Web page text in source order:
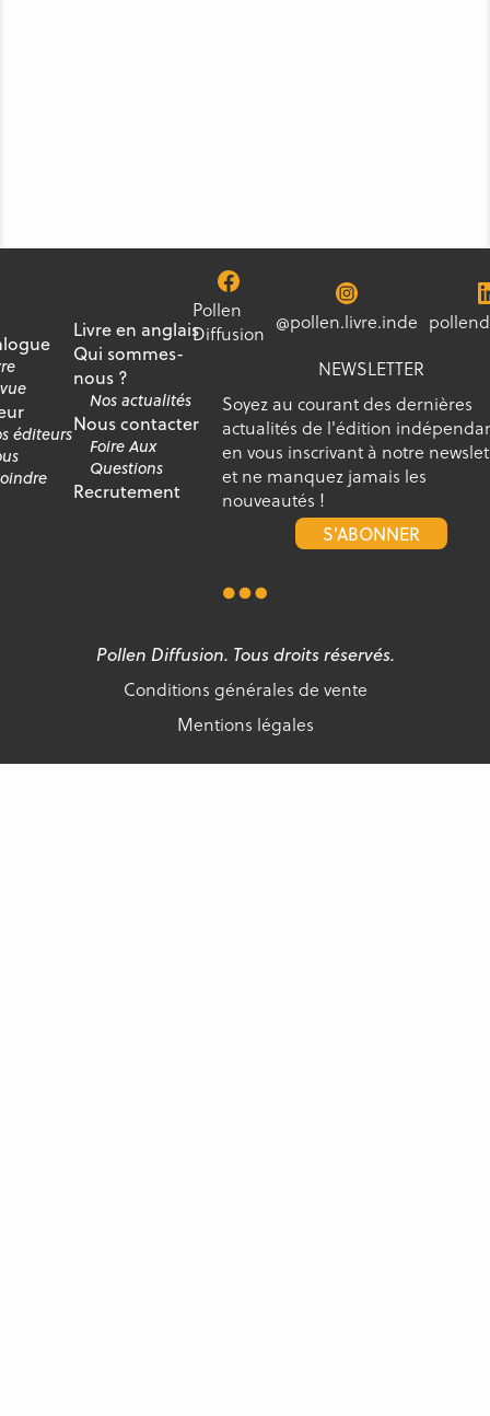
éditeurs
Livre en anglais
Qui sommes-
nous ?
Nos actualités
Nous contacter
Foire Aux
Questions
Recrutement
Pollen
Diffusion @pollen.livre.inde
NEWSLETTER
Soyez au courant des dernières
actualités de l'édition
en vous inscrivant à notre
et ne manquez jamais les
nouveautés !
S'ABONNER
Pollen Diffusion. Tous droits réservés.
Conditions générales de vente
Mentions légales